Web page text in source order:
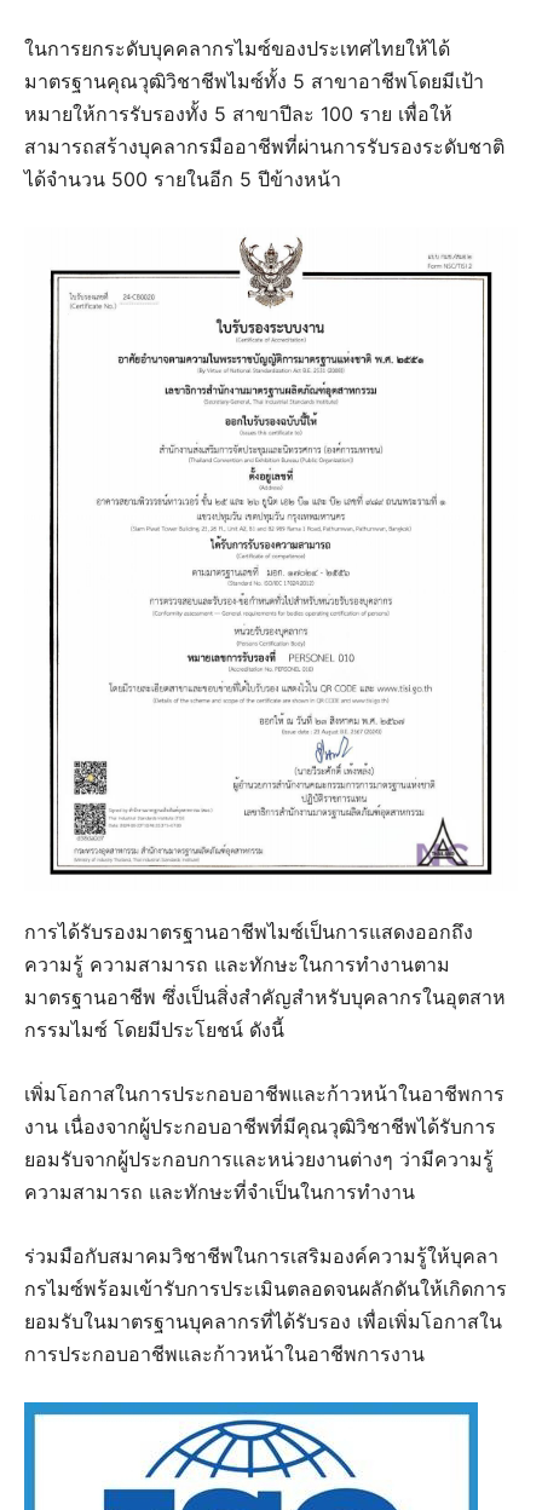
ในการยกระดับบุคคลากรไมซ์ของประเทศไทยให้ได้
มาตรฐานคุณวุฒิวิชาชีพไมซ์ทั้ง 5 สาขาอาชีพโดยมีเป้า
หมายให้การรับรองทั้ง 5 สาขาปีละ 100 ราย เพื่อให้
สามารถสร้างบุคลากรมืออาชีพที่ผ่านการรับรองระดับชาติ
ได้จำนวน 500 รายในอีก 5 ปีข้างหน้า
การได้รับรองมาตรฐานอาชีพไมซ์เป็นการแสดงออกถึง
ความรู้ ความสามารถ และทักษะในการทำงานตาม
มาตรฐานอาชีพ ซึ่งเป็นสิ่งสำคัญสำหรับบุคลากรในอุตสาห
กรรมไมซ์ โดยมีประโยชน์ ดังนี้
เพิ่มโอกาสในการประกอบอาชีพและก้าวหน้าในอาชีพการ
งาน เนื่องจากผู้ประกอบอาชีพที่มีคุณวุฒิวิชาชีพได้รับการ
ยอมรับจากผู้ประกอบการและหน่วยงานต่างๆ ว่ามีความรู้
ความสามารถ และทักษะที่จำเป็นในการทำงาน
ร่วมมือกับสมาคมวิชาชีพในการเสริมองค์ความรู้ให้บุคลา
กรไมซ์พร้อมเข้ารับการประเมินตลอดจนผลักดันให้เกิดการ
ยอมรับในมาตรฐานบุคลากรที่ได้รับรอง เพื่อเพิ่มโอกาสใน
การประกอบอาชีพและก้าวหน้าในอาชีพการงาน